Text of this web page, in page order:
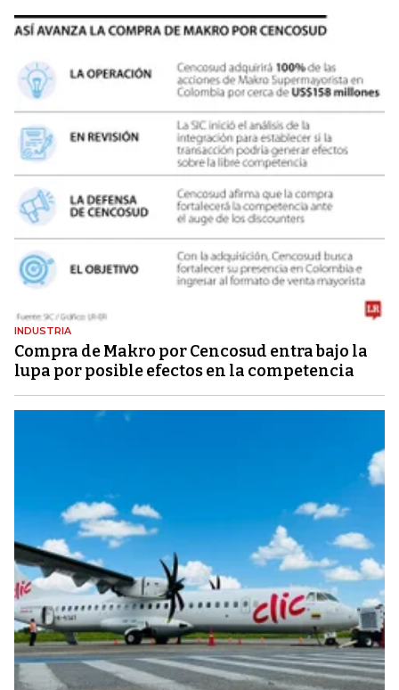
INDUSTRIA
Compra de Makro por Cencosud entra bajo la
lupa por posible efectos en la competencia